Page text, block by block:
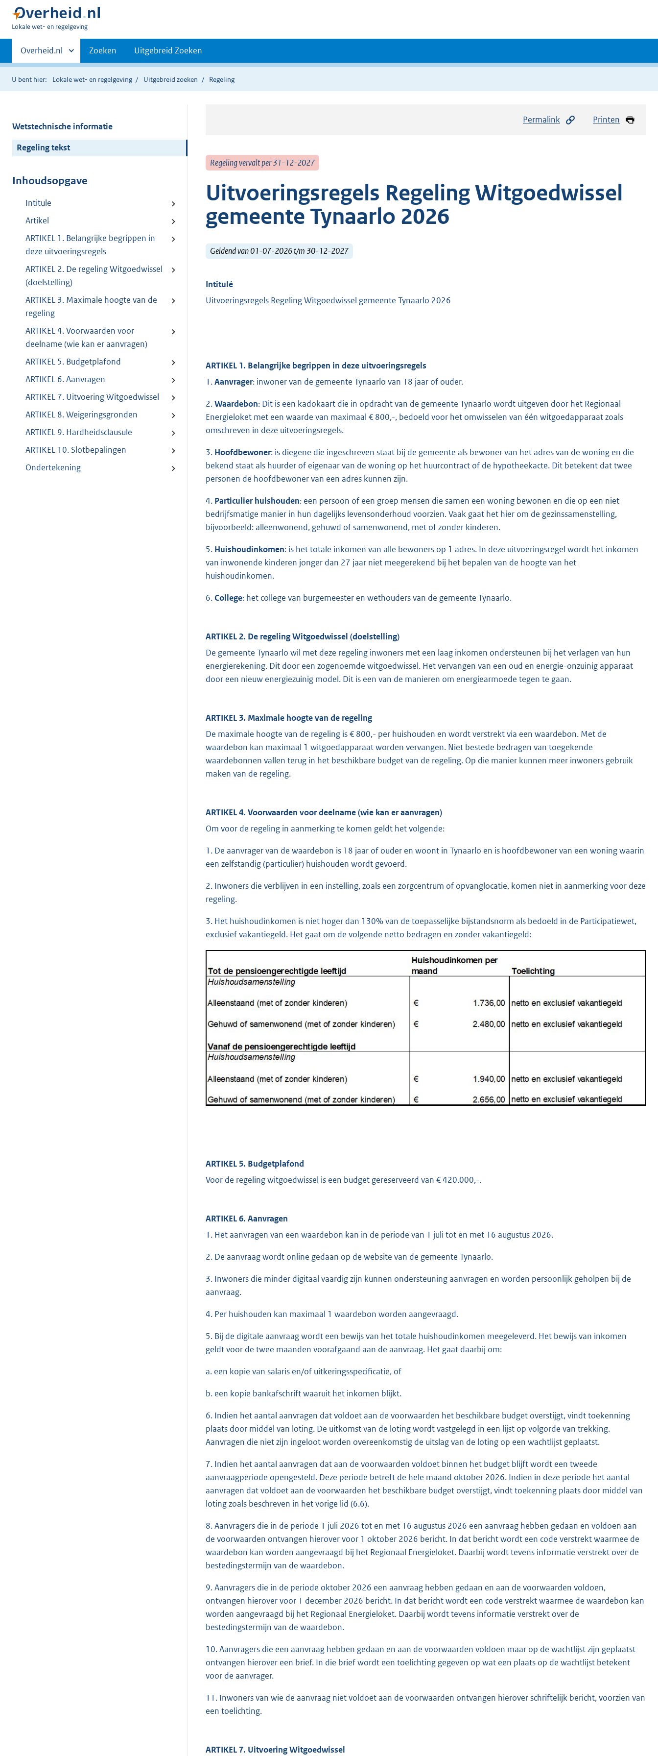
U
hier:
Lokale wet- en regelgeving
Primaire
navigatie
Andere
sites
binnen
Overheid.nl Zoeken Uitgebreid Zoeken
U bent hier: Lokale wet- en regelgeving Uitgebreid zoeken Regeling
Wetstechnische informatie
Regeling tekst
Inhoudsopgave
Intitule
Artikel
ARTIKEL 1. Belangrijke begrippen in
deze uitvoeringsregels
ARTIKEL 2. De regeling Witgoedwissel
(doelstelling)
ARTIKEL 3. Maximale hoogte van de
regeling
ARTIKEL 4. Voorwaarden voor
deelname (wie kan er aanvragen)
ARTIKEL 5. Budgetplafond
ARTIKEL 6. Aanvragen
ARTIKEL 7. Uitvoering Witgoedwissel
ARTIKEL 8. Weigeringsgronden
ARTIKEL 9. Hardheidsclausule
ARTIKEL 10. Slotbepalingen
Ondertekening
Permalink Printen
Regeling vervalt per 31-12-2027
Uitvoeringsregels Regeling Witgoedwissel
gemeente Tynaarlo 2026
Geldend van 01-07-2026 t/m 30-12-2027
Intitulé
Uitvoeringsregels Regeling Witgoedwissel gemeente Tynaarlo 2026
ARTIKEL 1. Belangrijke begrippen in deze uitvoeringsregels
1.Aanvrager: inwoner van de gemeente Tynaarlo van 18 jaar of ouder.
2.Waardebon: Dit is een kadokaart die in opdracht van de gemeente Tynaarlo wordt uitgeven door het Regionaal
Energieloket met een waarde van maximaal € 800,-, bedoeld voor het omwisselen van één witgoedapparaat zoals
omschreven in deze uitvoeringsregels.
3. Hoofdbewoner: is diegene die ingeschreven staat bij de gemeente als bewoner van het adres van de woning en die
bekend staat als huurder of eigenaar van de woning op het huurcontract of de hypotheekacte. Dit betekent dat twee
personen de hoofdbewoner van een adres kunnen zijn.
4. Particulier huishouden: een persoon of een groep mensen die samen een woning bewonen en die op een niet
bedrijfsmatige manier in hun dagelijks levensonderhoud voorzien. Vaak gaat het hier om de gezinssamenstelling,
bijvoorbeeld: alleenwonend, gehuwd of samenwonend, met of zonder kinderen.
5. Huishoudinkomen: is het totale inkomen van alle bewoners op 1 adres. In deze uitvoeringsregel wordt het inkomen
van inwonende kinderen jonger dan 27 jaar niet meegerekend bij het bepalen van de hoogte van het
huishoudinkomen.
6.College: het college van burgemeester en wethouders van de gemeente Tynaarlo.
ARTIKEL 2. De regeling Witgoedwissel (doelstelling)
De gemeente Tynaarlo wil met deze regeling inwoners met een laag inkomen ondersteunen bij het verlagen van hun
energierekening. Dit door een zogenoemde witgoedwissel. Het vervangen van een oud en energie-onzuinig apparaat
door een nieuw energiezuinig model. Dit is een van de manieren om energiearmoede tegen te gaan.
ARTIKEL 3. Maximale hoogte van de regeling
De maximale hoogte van de regeling is € 800,- per huishouden en wordt verstrekt via een waardebon. Met de
waardebon kan maximaal 1 witgoedapparaat worden vervangen. Niet bestede bedragen van toegekende
waardebonnen vallen terug in het beschikbare budget van de regeling. Op die manier kunnen meer inwoners gebruik
maken van de regeling.
ARTIKEL 4. Voorwaarden voor deelname (wie kan er aanvragen)
Om voor de regeling in aanmerking te komen geldt het volgende:
1. De aanvrager van de waardebon is 18 jaar of ouder en woont in Tynaarlo en is hoofdbewoner van een woning waarin
een zelfstandig (particulier) huishouden wordt gevoerd.
2. Inwoners die verblijven in een instelling, zoals een zorgcentrum of opvanglocatie, komen niet in aanmerking voor deze
regeling.
3. Het huishoudinkomen is niet hoger dan 130% van de toepasselijke bijstandsnorm als bedoeld in de Participatiewet,
exclusief vakantiegeld. Het gaat om de volgende netto bedragen en zonder vakantiegeld:
ARTIKEL 5. Budgetplafond
Voor de regeling witgoedwissel is een budget gereserveerd van € 420.000,-.
ARTIKEL 6. Aanvragen
1. Het aanvragen van een waardebon kan in de periode van 1 juli tot en met 16 augustus 2026.
2. De aanvraag wordt online gedaan op de website van de gemeente Tynaarlo.
3. Inwoners die minder digitaal vaardig zijn kunnen ondersteuning aanvragen en worden persoonlijk geholpen bij de
aanvraag.
4. Per huishouden kan maximaal 1 waardebon worden aangevraagd.
5. Bij de digitale aanvraag wordt een bewijs van het totale huishoudinkomen meegeleverd. Het bewijs van inkomen
geldt voor de twee maanden voorafgaand aan de aanvraag. Het gaat daarbij om:
a. een kopie van salaris en/of uitkeringsspecificatie, of
b. een kopie bankafschrift waaruit het inkomen blijkt.
6. Indien het aantal aanvragen dat voldoet aan de voorwaarden het beschikbare budget overstijgt, vindt toekenning
plaats door middel van loting. De uitkomst van de loting wordt vastgelegd in een lijst op volgorde van trekking.
Aanvragen die niet zijn ingeloot worden overeenkomstig de uitslag van de loting op een wachtlijst geplaatst.
7. Indien het aantal aanvragen dat aan de voorwaarden voldoet binnen het budget blijft wordt een tweede
aanvraagperiode opengesteld. Deze periode betreft de hele maand oktober 2026. Indien in deze periode het aantal
aanvragen dat voldoet aan de voorwaarden het beschikbare budget overstijgt, vindt toekenning plaats door middel van
loting zoals beschreven in het vorige lid (6.6).
8. Aanvragers die in de periode 1 juli 2026 tot en met 16 augustus 2026 een aanvraag hebben gedaan en voldoen aan
de voorwaarden ontvangen hierover voor 1 oktober 2026 bericht. In dat bericht wordt een code verstrekt waarmee de
waardebon kan worden aangevraagd bij het Regionaal Energieloket. Daarbij wordt tevens informatie verstrekt over de
bestedingstermijn van de waardebon.
9. Aanvragers die in de periode oktober 2026 een aanvraag hebben gedaan en aan de voorwaarden voldoen,
ontvangen hierover voor 1 december 2026 bericht. In dat bericht wordt een code verstrekt waarmee de waardebon kan
worden aangevraagd bij het Regionaal Energieloket. Daarbij wordt tevens informatie verstrekt over de
bestedingstermijn van de waardebon.
10. Aanvragers die een aanvraag hebben gedaan en aan de voorwaarden voldoen maar op de wachtlijst zijn geplaatst
ontvangen hierover een brief. In die brief wordt een toelichting gegeven op wat een plaats op de wachtlijst betekent
voor de aanvrager.
11. Inwoners van wie de aanvraag niet voldoet aan de voorwaarden ontvangen hierover schriftelijk bericht, voorzien van
een toelichting.
ARTIKEL 7. Uitvoering Witgoedwissel